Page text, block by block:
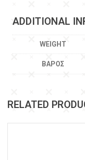
ADDITIONAL
WEIGHT
ΒΆΡΟΣ
RELATED